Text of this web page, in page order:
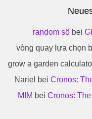
random sốbei
vòng quay lựa chọn
grow a garden
Nariel bei Cronos:
MIM bei Cronos: